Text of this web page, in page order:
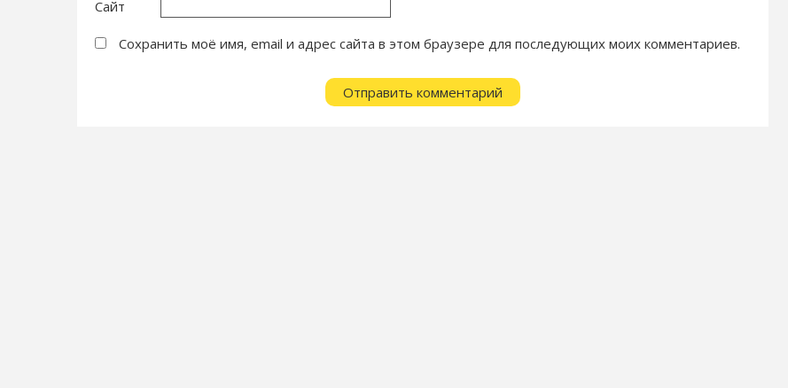
Сайт
Сохранить моё имя, email и адрес сайта в этом браузере для последующих моих комментариев.